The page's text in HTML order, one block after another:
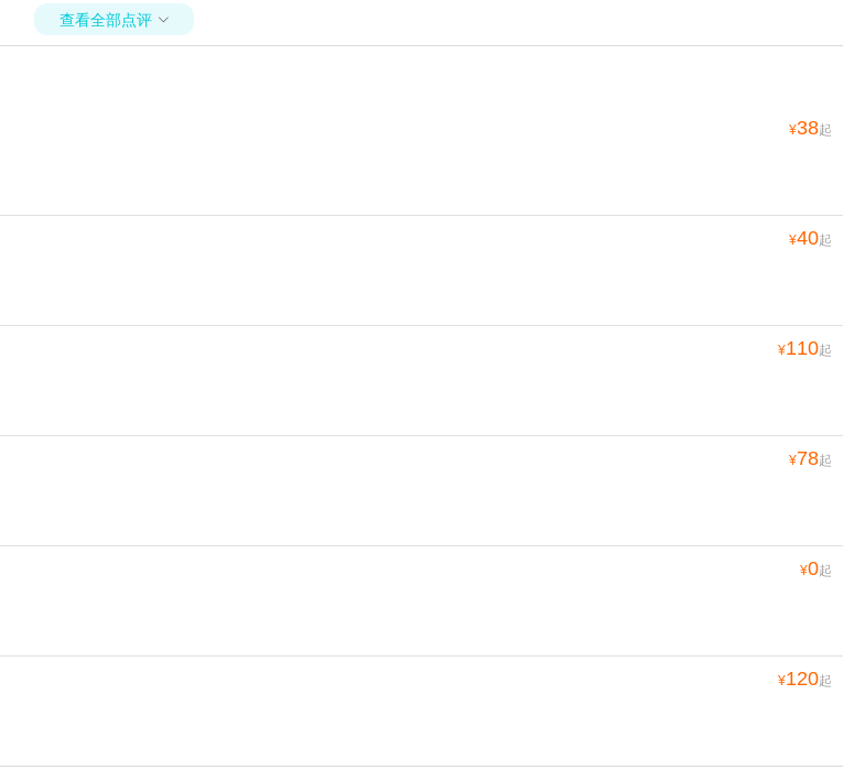
查看全部点评 
¥38起
¥40起
¥110起
¥78起
¥0起
¥120起